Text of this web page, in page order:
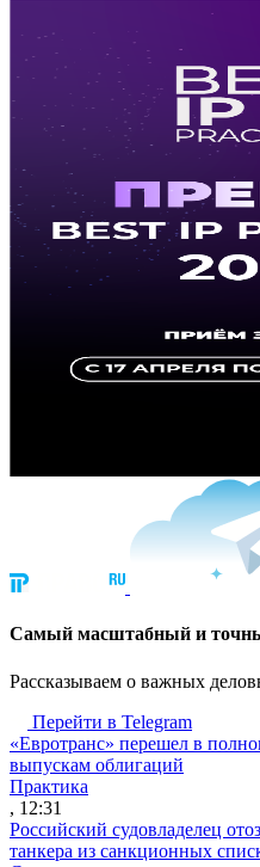
Cамый масштабный и
Рассказываем о важных
Перейти в Telegram
«Евротранс» перешел в
выпускам облигаций
Практика
, 12:31
Российский судовладелец
танкера из санкционных